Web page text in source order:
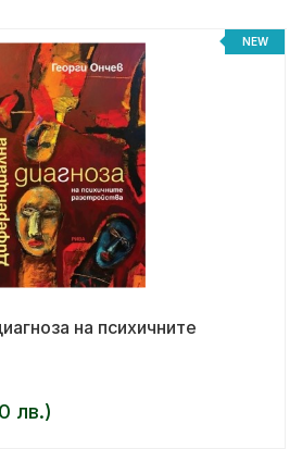
NEW
на психичните
лв.)